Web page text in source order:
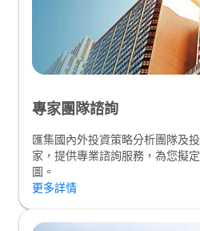
專家團隊諮詢
匯集國內外投資策略分析團隊及
家，提供專業諮詢服務，為您擬
圖。
更多詳情